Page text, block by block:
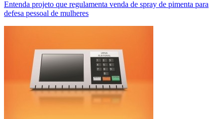
Entenda projeto que regulamenta venda de spray de pimenta para
defesa pessoal de mulheres